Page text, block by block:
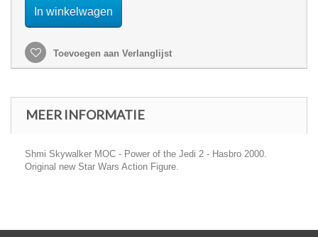
In winkelwagen
Toevoegen aan Verlanglijst
MEER INFORMATIE
Shmi Skywalker MOC - Power of the Jedi 2 - Hasbro 2000.
Original new Star Wars Action Figure.